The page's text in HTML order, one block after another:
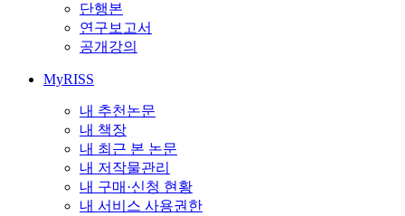
단행본
연구보고서
공개강의
MyRISS
내 추천논문
내 책장
내 최근 본 논문
내 저작물관리
내 구매·신청 현황
내 서비스 사용권한